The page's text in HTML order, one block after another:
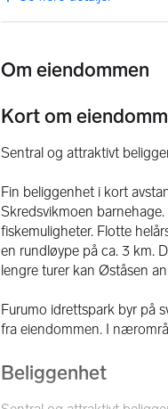
Om eiendommen
Kort om
Sentral og attraktivt
Fin beliggenhet i kort
Skredsvikmoen
fiskemuligheter. Flotte
en rundløype på ca. 3 km.
lengre turer kan Øståsen
Furumo idrettspark byr på
fra eiendommen. I
Beliggenhet